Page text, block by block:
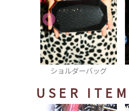
ロングスカート
USER